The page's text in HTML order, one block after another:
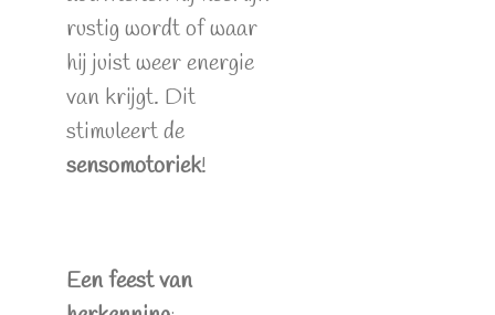
rustig wordt of waar
hij juist weer energie
van krijgt. Dit
stimuleert de
sensomotoriek!
Een feest van